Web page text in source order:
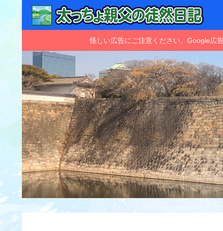
怪しい広告にご注意ください。Google広